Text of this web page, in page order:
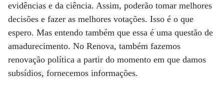
evidências e da ciência. Assim, poderão tomar melhores
decisões e fazer as melhores votações. Isso é o que
espero. Mas entendo também que essa é uma questão de
amadurecimento. No Renova, também fazemos
renovação política a partir do momento em que damos
subsídios, fornecemos informações.